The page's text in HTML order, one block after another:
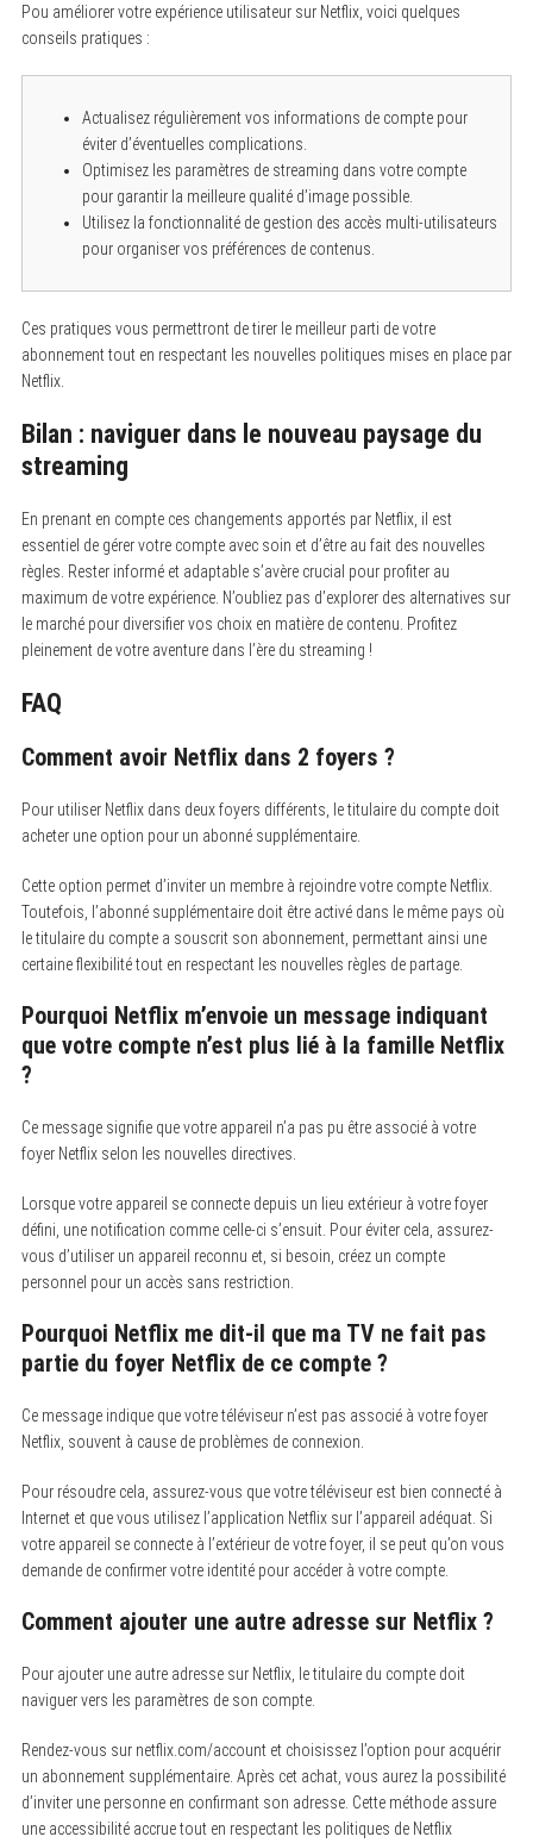
Pou améliorer votre expérience utilisateur sur Netflix, voici quelques
conseils pratiques :
Actualisez régulièrement vos informations de compte pour
éviter d’éventuelles complications.
Optimisez les paramètres de streaming dans votre compte
pour garantir la meilleure qualité d’image possible.
Utilisez la fonctionnalité de gestion des accès multi-utilisateurs
pour organiser vos préférences de contenus.
Ces pratiques vous permettront de tirer le meilleur parti de votre
abonnement tout en respectant les nouvelles politiques mises en place par
Netflix.
Bilan : naviguer dans le nouveau paysage du
streaming
En prenant en compte ces changements apportés par Netflix, il est
essentiel de gérer votre compte avec soin et d’être au fait des nouvelles
règles. Rester informé et adaptable s’avère crucial pour profiter au
maximum de votre expérience. N’oubliez pas d’explorer des alternatives sur
le marché pour diversifier vos choix en matière de contenu. Profitez
pleinement de votre aventure dans l’ère du streaming !
FAQ
Comment avoir Netflix dans 2 foyers ?
Pour utiliser Netflix dans deux foyers différents, le titulaire du compte doit
acheter une option pour un abonné supplémentaire.
Cette option permet d’inviter un membre à rejoindre votre compte Netflix.
Toutefois, l’abonné supplémentaire doit être activé dans le même pays où
le titulaire du compte a souscrit son abonnement, permettant ainsi une
certaine flexibilité tout en respectant les nouvelles règles de partage.
Pourquoi Netflix m’envoie un message indiquant
que votre compte n’est plus lié à la famille Netflix
?
Ce message signifie que votre appareil n’a pas pu être associé à votre
foyer Netflix selon les nouvelles directives.
Lorsque votre appareil se connecte depuis un lieu extérieur à votre foyer
défini, une notification comme celle-ci s’ensuit. Pour éviter cela, assurez-
vous d’utiliser un appareil reconnu et, si besoin, créez un compte
personnel pour un accès sans restriction.
Pourquoi Netflix me dit-il que ma TV ne fait pas
partie du foyer Netflix de ce compte ?
Ce message indique que votre téléviseur n’est pas associé à votre foyer
Netflix, souvent à cause de problèmes de connexion.
Pour résoudre cela, assurez-vous que votre téléviseur est bien connecté à
Internet et que vous utilisez l’application Netflix sur l’appareil adéquat. Si
votre appareil se connecte à l’extérieur de votre foyer, il se peut qu’on vous
demande de confirmer votre identité pour accéder à votre compte.
Comment ajouter une autre adresse sur Netflix ?
Pour ajouter une autre adresse sur Netflix, le titulaire du compte doit
naviguer vers les paramètres de son compte.
Rendez-vous sur netflix.com/account et choisissez l’option pour acquérir
un abonnement supplémentaire. Après cet achat, vous aurez la possibilité
d’inviter une personne en confirmant son adresse. Cette méthode assure
une accessibilité accrue tout en respectant les politiques de Netflix